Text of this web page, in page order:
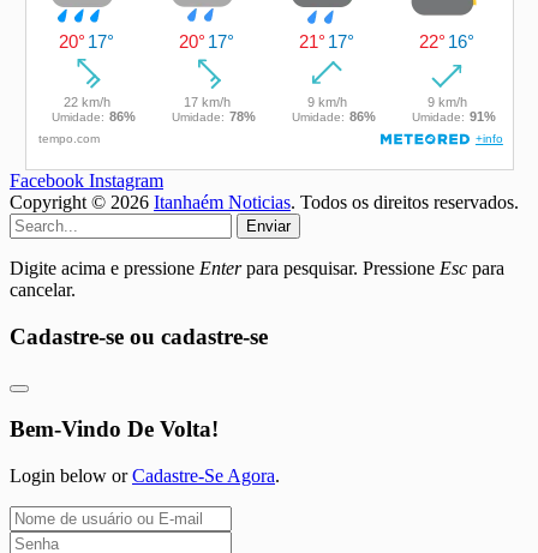
Facebook Instagram
Copyright © 2026 Itanhaém Noticias. Todos os direitos reservados.
Enviar
Digite acima e pressione Enterpara pesquisar. Pressione Esc para
cancelar.
Cadastre-se ou cadastre-se
Bem-Vindo De Volta!
Login below orCadastre-Se Agora.